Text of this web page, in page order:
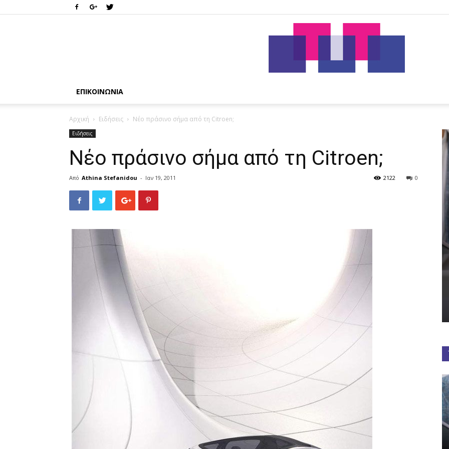
ΕΠΙΚΟΙΝΩΝΊΑ
Αρχική Ειδήσεις Νέο πράσινο σήμα από τη Citroen;
Ειδήσεις
Νέο πράσινο σήμα από τη Citroen;
Από Athina Stefanidou - Ιαν 19, 2011 0
2122